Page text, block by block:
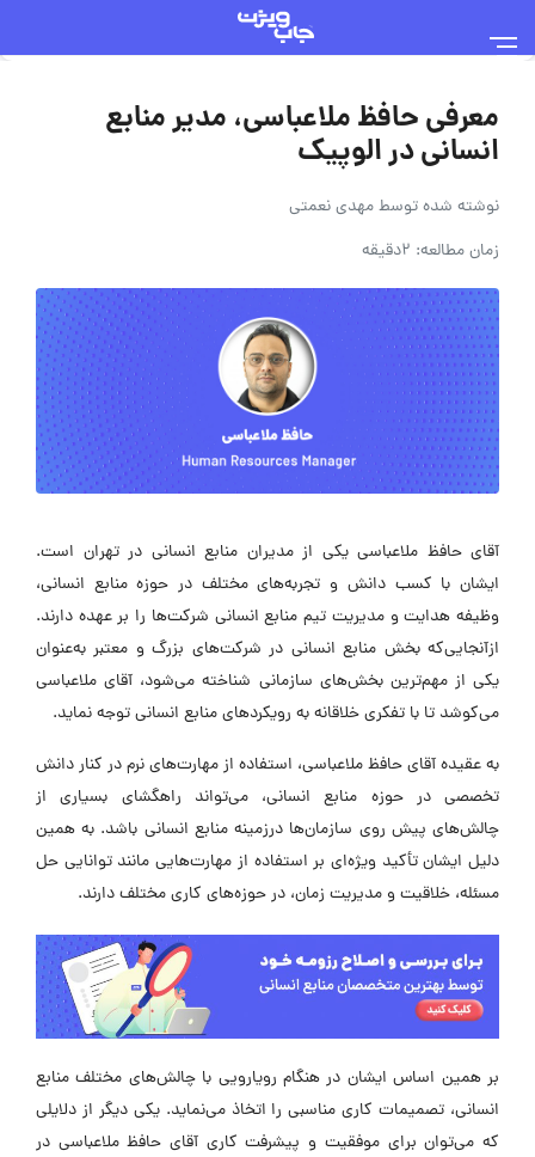
معرفی حافظ ملاعباسی، مدیر منابع
انسانی در الوپیک
نوشته شده توسطمهدی نعمتی
زمان مطالعه: 2دقیقه
آقای حافظ ملاعباسی یکی از مدیران منابع انسانی در تهران است.
ایشان با کسب دانش و تجربه‌های مختلف در حوزه منابع انسانی،
وظیفه هدایت و مدیریت تیم منابع انسانی شرکت‌ها را بر عهده دارند.
از‌آنجایی‌که بخش منابع انسانی در شرکت‌های بزرگ و معتبر به‌عنوان
یکی از مهم‌ترین بخش‌های سازمانی شناخته می‌شود، آقای ملاعباسی
می‌کوشد تا با تفکری خلاقانه به رویکردهای منابع انسانی توجه نماید.
به عقیده آقای حافظ ملاعباسی، استفاده از مهارت‌های نرم در کنار دانش
تخصصی در حوزه منابع انسانی، می‌تواند راهگشای بسیاری از
چالش‌های پیش روی سازمان‌ها درزمینه منابع انسانی باشد. به همین
دلیل ایشان تأکید ویژه‌ای بر استفاده از مهارت‌هایی مانند توانایی حل
مسئله، خلاقیت و مدیریت زمان، در حوزه‌های کاری مختلف دارند.
بر همین اساس ایشان در هنگام رویارویی با چالش‌های مختلف منابع
انسانی، تصمیمات کاری مناسبی را اتخاذ می‌نماید. یکی دیگر از دلایلی
که می‌توان برای موفقیت و پیشرفت کاری آقای حافظ ملاعباسی در